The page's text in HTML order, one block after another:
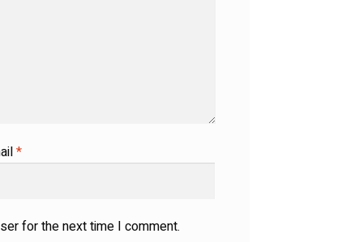
*
for the next time I comment.